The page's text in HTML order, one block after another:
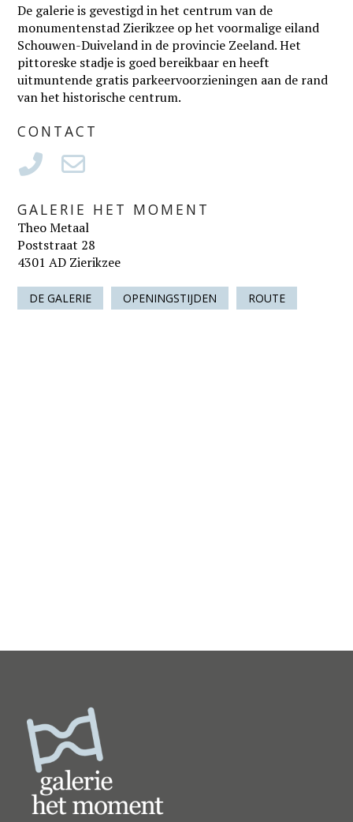
De galerie is gevestigd in het centrum van de
monumentenstad Zierikzee op het voormalige eiland
Schouwen-Duiveland in de provincie Zeeland. Het
pittoreske stadje is goed bereikbaar en heeft
uitmuntende gratis parkeervoorzieningen aan de rand
van het historische centrum.
CONTACT
GALERIE HET MOMENT
Theo Metaal
Poststraat 28
4301 AD Zierikzee
DE GALERIE OPENINGSTIJDEN ROUTE